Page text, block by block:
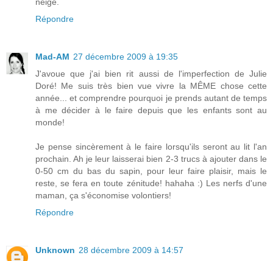
Répondre
Mad-AM 27 décembre 2009 à 19:35
J'avoue que j'ai bien rit aussi de l'imperfection de Julie
Doré! Me suis très bien vue vivre la MÊME chose cette
année... et comprendre pourquoi je prends autant de temps
à me décider à le faire depuis que les enfants sont au
monde!
Je pense sincèrement à le faire lorsqu'ils seront au lit l'an
prochain. Ah je leur laisserai bien 2-3 trucs à ajouter dans le
0-50 cm du bas du sapin, pour leur faire plaisir, mais le
reste, se fera en toute zénitude! hahaha :) Les nerfs d'une
maman, ça s'économise volontiers!
Répondre
Unknown 28 décembre 2009 à 14:57